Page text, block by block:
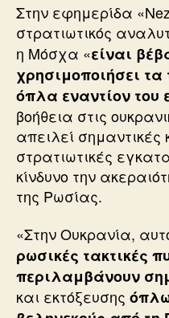
Στην εφημερίδα
στρατιωτικός
η Μόσχα «είναι
χρησιμοποιήσει τα
όπλα εναντίον του
βοήθεια στις
απειλεί σημαντικές
στρατιωτικές
κίνδυνο την
της Ρωσίας.
«Στην Ουκρανία,
ρωσικές τακτικές
περιλαμβάνουν
και εκτόξευσης